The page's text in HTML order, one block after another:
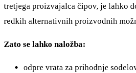
tretjega proizvajalca čipov, je lahko
redkih alternativnih proizvodnih
Zato se lahko naložba:
odpre vrata za prihodnje